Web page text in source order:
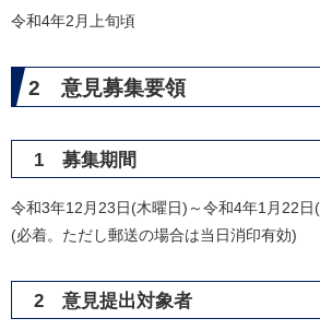
令和4年2月上旬頃
2 意見募集要領
1 募集期間
令和3年12月23日(木曜日)～令和4年1月22日
(必着。ただし郵送の場合は当日消印有効)
2 意見提出対象者